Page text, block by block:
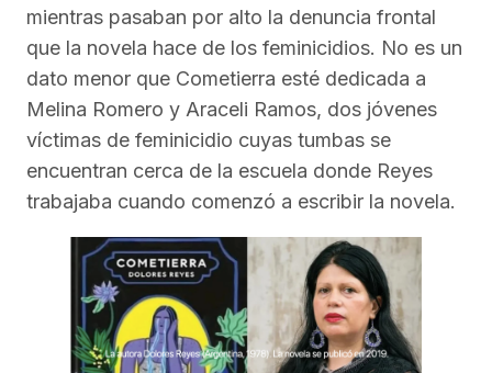
mientras pasaban por alto la denuncia frontal
que la novela hace de los feminicidios. No es un
dato menor que Cometierra esté dedicada a
Melina Romero y Araceli Ramos, dos jóvenes
víctimas de feminicidio cuyas tumbas se
encuentran cerca de la escuela donde Reyes
trabajaba cuando comenzó a escribir la novela.